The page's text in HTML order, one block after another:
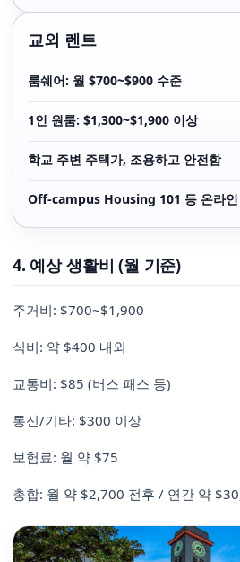
교외 렌트
룸쉐어: 월 $700~$900 수준
1인 원룸: $1,300~$1,900 이상
학교 주변 주택가, 조용하고 안전함
Off-campus Housing 101 등 온라인
4. 예상 생활비 (월 기준)
주거비: $700~$1,900
식비: 약 $400 내외
교통비: $85 (버스 패스 등)
통신/기타: $300 이상
보험료: 월 약 $75
총합: 월 약 $2,700 전후 / 연간 약